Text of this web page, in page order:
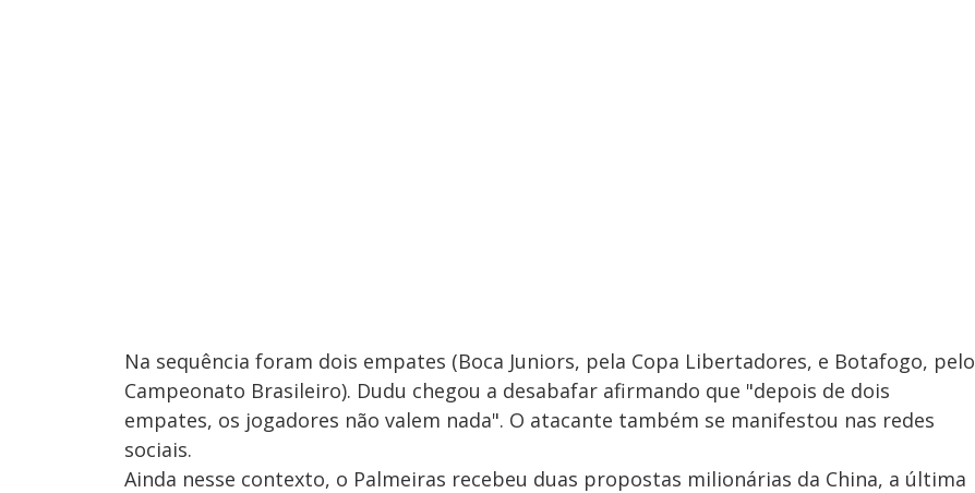
Na sequência foram dois empates (Boca Juniors, pela Copa Libertadores, e Botafogo, pelo
Campeonato Brasileiro). Dudu chegou a desabafar afirmando que "depois de dois
empates, os jogadores não valem nada". O atacante também se manifestou nas redes
sociais.
Ainda nesse contexto, o Palmeiras recebeu duas propostas milionárias da China, a última